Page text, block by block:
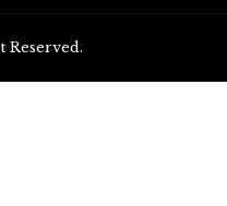
Reserved.